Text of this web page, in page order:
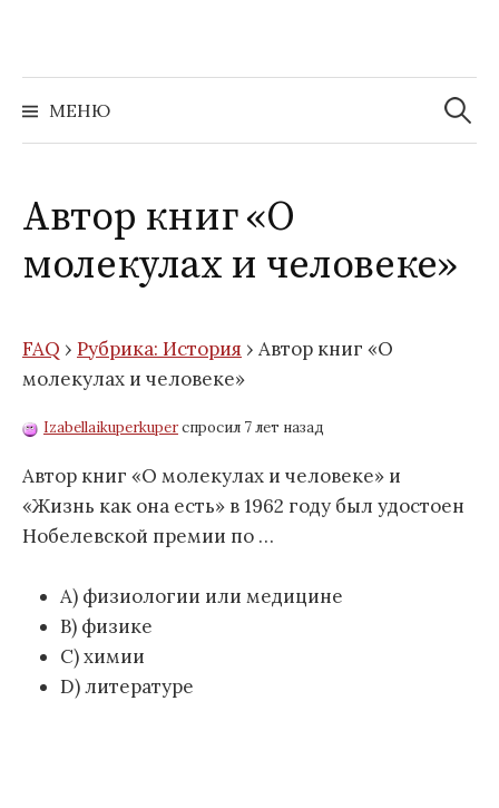
содержимому
МЕНЮ
Найти:
Автор книг «О
молекулах и человеке»
FAQ › Рубрика: История › Автор книг «О
молекулах и человеке»
Izabellaikuperkuperспросил 7 лет назад
Автор книг «О молекулах и человеке» и
«Жизнь как она есть» в 1962 году был удостоен
Нобелевской премии по …
А) физиологии или медицине
В) физике
С) химии
D) литературе